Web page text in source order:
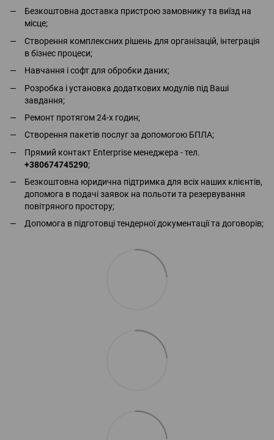
Безкоштовна доставка пристрою замовнику та виїзд на
місце;
Створення комплексних рішень для організацій, інтеграція
в бізнес процеси;
Навчання і софт для обробки даних;
Розробка і установка додаткових модулів під Ваші
завдання;
Ремонт протягом 24-х годин;
Створення пакетів послуг за допомогою БПЛА;
Прямий контакт Enterprise менеджера - тел.
+380674745290;
Безкоштовна юридична підтримка для всіх наших клієнтів,
допомога в подачі заявок на польоти та резервування
повітряного простору;
Допомога в підготовці тендерної документації та договорів;